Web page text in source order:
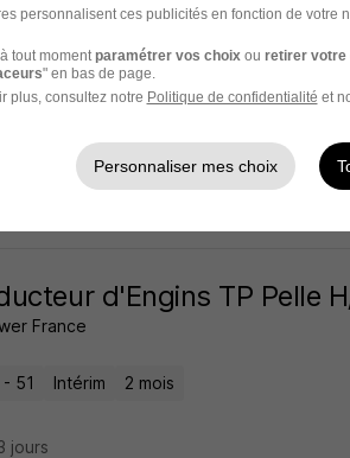
d'Engins CACES a
d'Engins TP Pelle
France
- 51 Intérim 2 mois
jours
personnalisent ces publicités en fonction de votre
tout moment paramétrer vos choix ou retirer votre
" en bas de page.
plus, consultez notre Politique de confidentialité et
Personnaliser mes choix